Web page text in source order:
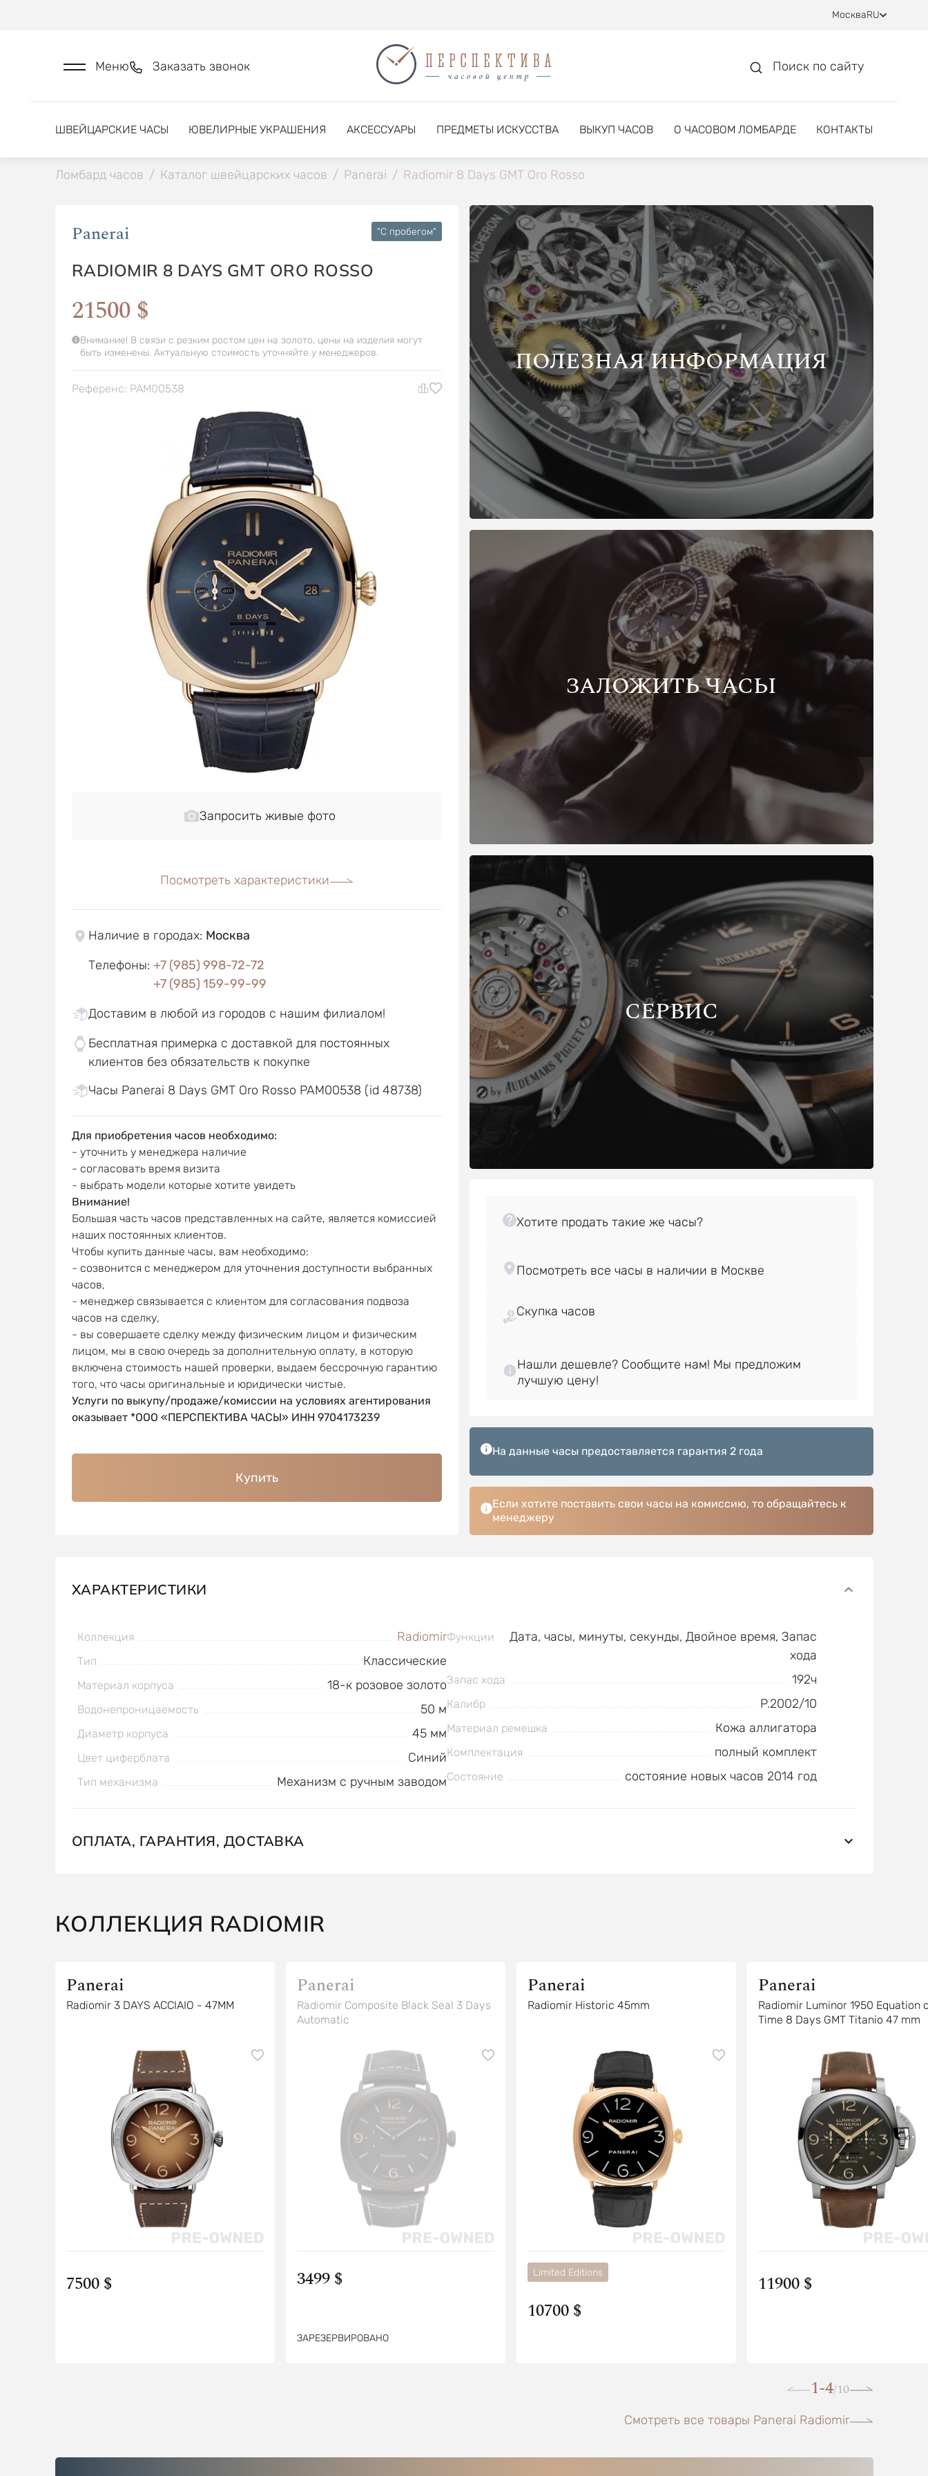
МоскваRU
Меню Заказать звонок Поиск по сайту
ШВЕЙЦАРСКИЕ ЧАСЫ ЮВЕЛИРНЫЕ УКРАШЕНИЯ АКСЕССУАРЫ ПРЕДМЕТЫ ИСКУССТВА ВЫКУП ЧАСОВ О ЧАСОВОМ ЛОМБАРДЕ КОНТАКТЫ
Ломбард часов / Каталог швейцарских часов / Panerai / Radiomir 8 Days GMT Oro Rosso
Panerai "C пробегом"
RADIOMIR 8 DAYS GMT ORO ROSSO
21500 $
Внимание! В связи с резким ростом цен на золото, цены на изделия могут
быть изменены. Актуальную стоимость уточняйте у менеджеров.
Референс: PAM00538
Запросить живые фото
Посмотреть характеристики
Наличие в городах: Москва
Телефоны: +7 (985) 998-72-72
+7 (985) 159-99-99
Доставим в любой из городов с нашим филиалом!
Бесплатная примерка с доставкой для постоянных
клиентов без обязательств к покупке
Часы Panerai 8 Days GMT Oro Rosso PAM00538 (id 48738)
Для приобретения часов необходимо:
- уточнить у менеджера наличие
- согласовать время визита
- выбрать модели которые хотите увидеть
Внимание!
Большая часть часов представленных на сайте, является комиссией
наших постоянных клиентов.
Чтобы купить данные часы, вам необходимо:
- созвонится с менеджером для уточнения доступности выбранных
часов,
- менеджер связывается с клиентом для согласования подвоза
часов на сделку,
- вы совершаете сделку между физическим лицом и физическим
лицом, мы в свою очередь за дополнительную оплату, в которую
включена стоимость нашей проверки, выдаем бессрочную гарантию
того, что часы оригинальные и юридически чистые.
Услуги по выкупу/продаже/комиссии на условиях агентирования
оказывает *ООО «ПЕРСПЕКТИВА ЧАСЫ» ИНН 9704173239
Купить
ПОЛЕЗНАЯ ИНФОРМАЦИЯ
ЗАЛОЖИТЬ ЧАСЫ
СЕРВИС
Скупка часов
Нашли дешевле? Сообщите нам! Мы предложим
На данные часы предоставляется гарантия 2 года
Если хотите поставить свои часы на комиссию, то обращайтесь к
менеджеру
ХАРАКТЕРИСТИКИ
Коллекция Radiomir
Тип Классические
Материал корпуса 18-к розовое золото
Водонепроницаемость 50 м
Диаметр корпуса 45 мм
Цвет циферблата Синий
Тип механизма Механизм с ручным заводом
Функции
Дата, часы, минуты, секунды, Двойное время, Запас
хода
Запас хода 192ч
Калибр P.2002/10
Материал ремешка Кожа аллигатора
Комплектация полный комплект
Состояние состояние новых часов 2014 год
ОПЛАТА, ГАРАНТИЯ, ДОСТАВКА
КОЛЛЕКЦИЯ RADIOMIR
Panerai
Radiomir 3 DAYS ACCIAIO - 47MM
7500 $
Panerai
Radiomir Composite Black Seal 3 Days
Automatic
3499 $
ЗАРЕЗЕРВИРОВАНО
Panerai
Radiomir Historic 45mm
Limited Editions
10700 $
Panerai
Radiomir Luminor 1950 Equation
Time 8 Days GMT Titanio 47 mm
11900 $
1-4/10
Смотреть все товары Panerai Radiomir